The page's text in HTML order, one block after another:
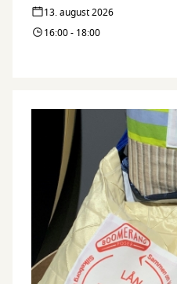
13. august 2026
16:00 - 18:00